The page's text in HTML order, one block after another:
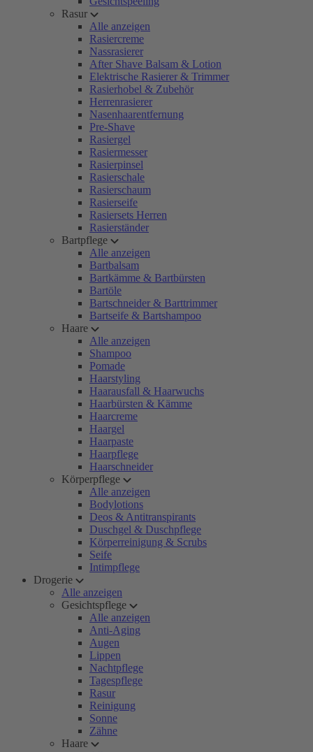
Rasur
Alle anzeigen
Rasiercreme
Nassrasierer
After Shave Balsam & Lotion
Elektrische Rasierer & Trimmer
Rasierhobel & Zubehör
Herrenrasierer
Nasenhaarentfernung
Pre-Shave
Rasiergel
Rasiermesser
Rasierpinsel
Rasierschale
Rasierschaum
Rasierseife
Rasiersets Herren
Rasierständer
Bartpflege
Alle anzeigen
Bartbalsam
Bartkämme & Bartbürsten
Bartöle
Bartschneider & Barttrimmer
Bartseife & Bartshampoo
Haare
Alle anzeigen
Shampoo
Pomade
Haarstyling
Haarausfall & Haarwuchs
Haarbürsten & Kämme
Haarcreme
Haargel
Haarpaste
Haarpflege
Haarschneider
Körperpflege
Alle anzeigen
Bodylotions
Deos & Antitranspirants
Duschgel & Duschpflege
Körperreinigung & Scrubs
Seife
Intimpflege
Drogerie
Alle anzeigen
Gesichtspflege
Alle anzeigen
Anti-Aging
Augen
Lippen
Nachtpflege
Tagespflege
Rasur
Reinigung
Sonne
Zähne
Haare